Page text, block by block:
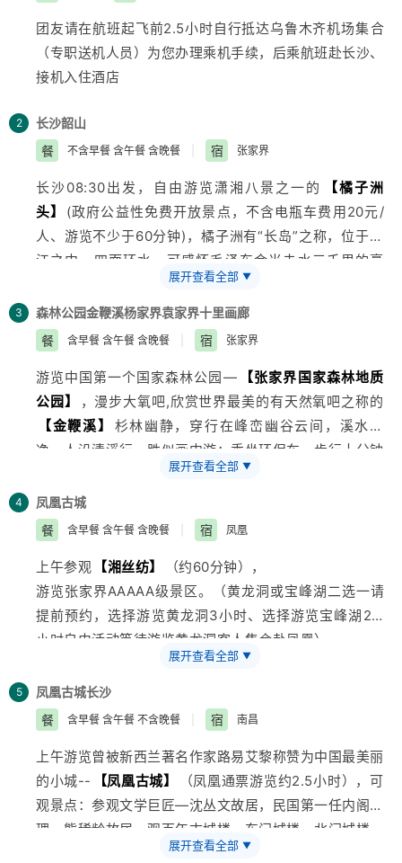
团友请在航班起飞前2.5小时自行抵达乌鲁木齐机场集合
（专职送机人员）为您办理乘机手续，后乘航班赴长沙、
接机入住酒店
2 长沙韶山
餐
不含早餐 含午餐 含晚餐 宿 张家界
长沙08:30出发，自由游览潇湘八景之一的
【橘子洲
头】
(政府公益性免费开放景点，不含电瓶车费用20元/
人、游览不少于60分钟)，橘子洲有“长岛”之称，位于湘
江之中，四面环水，可感怀毛泽东会当击水三千里的豪
后乘车赴红太阳升起的地方—韶山。参观
广场】、【毛泽东同志故居】 (游览20分钟)：1893年12
月26日，毛泽东同志诞生于此，并在这里度过了他的幼
年时代。【韶乐宫】(游览约30分钟）。
下午乘车赴张家界，途经三湘四水，鱼米之乡，身临“湖
广熟、天下足”的佳境。
展开查看全部 ▼
3 森林公园金鞭溪杨家界袁家界十里画廊
餐
含早餐 含午餐 含晚餐 宿 张家界
游览中国第一个国家森林公园—
【张家界国家森林地质
公园】
，漫步大氧吧,欣赏世界最美的有天然氧吧之称的
【金鞭溪】
杉林幽静，穿行在峰峦幽谷云间，溪水明
净，人沿清溪行，胜似画中游；乘坐环保车，步行十分钟
抵达杨家界索道下站（76元/人上行索道未含）走进张家
界北纬30°地理新发现
秀，峰林之奇。
9:20乘坐环保车前往
【袁家界核心景区】
达》外景拍摄地——哈利路亚山，探寻影视阿凡达中群山
漂浮、星罗棋布的玄幻莫测世界；参观云雾飘绕、峰峦叠
嶂、气势磅礴的迷魂台，及天下第一桥等空中绝景。以不
同的角度远眺张家界最大的凌空观景台—黄石寨。
景区】30分钟（十里画廊小火车单程38元/人自理）峡
谷两岸林木葱茏、野花飘香，奇峰异石、千姿百态像一幅
中餐后13:00参观【晶彩武陵博览园】（约50分钟），
下午自由活动：推荐张家界的新传奇AAAA景区【张家界
大峡谷】
268元/人含综费3.5小时（门票、超公里费、导
服费、景区内下山小滑道、赠送娃娃鱼宴）。见证世界第
展开查看全部 ▼
4
凤凰古城
餐
含早餐 含午餐 含晚餐 宿 凤凰
上午参观 【湘丝纺】
（约60分钟），
游览张家界AAAAA级景区。（黄龙洞或宝峰湖二选一请
提前预约，选择游览黄龙洞3小时、选择游览宝峰湖2.5
小时自由活动等待游览黄龙洞客人集合赴凤凰）。
参观土家民族精粹和传统手工艺术展览中心—
家界特产超市】
色纯天然植物研究、张家界特色矿产岩石应用等领域
（50分钟）。
BUS前往前往人杰地灵、民族风味浓郁的凤凰古城， 途
经宋祖英家乡游览国家唯一的红色碳酸盐石林——
AAAA【红石林景区】（约1小时），聚峡谷，湖泉，溶
洞瀑布为一体，走进红石林景区，犹如进入了梦幻般的海
展开查看全部 ▼
5 凤凰古城长沙
餐
含早餐 含午餐 不含晚餐 宿 南昌
上午游览曾被新西兰著名作家路易艾黎称赞为中国最美丽
的小城--
【凤凰古城】
（凤凰通票游览约2.5小时），可
观景点：参观文学巨匠—沈丛文故居，民国第一任内阁总
理—熊稀龄故居，观百年古城楼—东门城楼，北门城楼，
乘木船游览沱江观赏吊脚楼群—沱水泛舟。漫步凤凰古城
展开查看全部 ▼